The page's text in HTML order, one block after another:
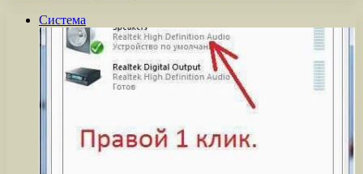
Система